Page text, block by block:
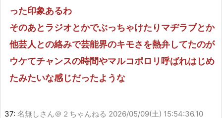
った印象あるわ
そのあとラジオとかでぶっちゃけたりマヂラブとか
他芸人との絡みで芸能界のキモさを熱弁してたのが
ウケてチャンスの時間やマルコポロリ呼ばれはじめ
たみたいな感じだったような
37: 名無しさん＠２ちゃんねる 2026/05/09(土) 15:54:36.10